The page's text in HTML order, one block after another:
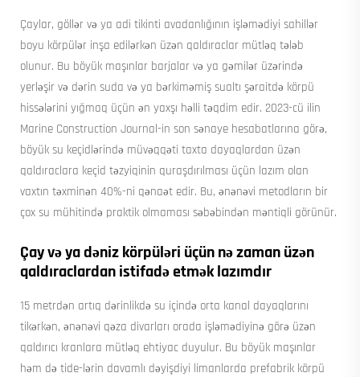
Çaylar, göllər və ya adi tikinti avadanlığının işləmədiyi sahillər
boyu körpülər inşa edilərkən üzən qaldıraclar mütləq tələb
olunur. Bu böyük maşınlar barjalar və ya gəmilər üzərində
yerləşir və dərin suda və ya bərkiməmiş sualtı şəraitdə körpü
hissələrini yığmaq üçün ən yaxşı həlli təqdim edir. 2023-cü ilin
Marine Construction Journal-in son sənaye hesabatlarına görə,
böyük su keçidlərində müvəqqəti taxta dayaqlardan üzən
qaldıraclara keçid təzyiqinin quraşdırılması üçün lazım olan
vaxtın təxminən 40%-ni qənaət edir. Bu, ənənəvi metodların bir
çox su mühitində praktik olmaması səbəbindən məntiqli görünür.
Çay və ya dəniz körpüləri üçün nə zaman üzən
qaldıraclardan istifadə etmək lazımdır
15 metrdən artıq dərinlikdə su içində orta kanal dayaqlarını
tikərkən, ənənəvi qəza divarları orada işləmədiyinə görə üzən
qaldırıcı kranlara mütləq ehtiyac duyulur. Bu böyük maşınlar
həm də tide-lərin davamlı dəyişdiyi limanlarda prefabrik körpü